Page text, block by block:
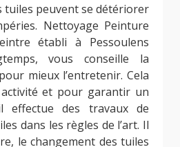
tuiles peuvent se détériorer
Nettoyage Peinture
établi à Pessoulens
vous conseille la
mieux l’entretenir. Cela
et pour garantir un
effectue des travaux de
dans les règles de l’art. Il
le changement des tuiles